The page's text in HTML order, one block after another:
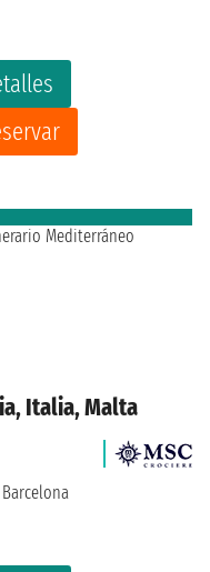
Italia, Malta
Barcelona